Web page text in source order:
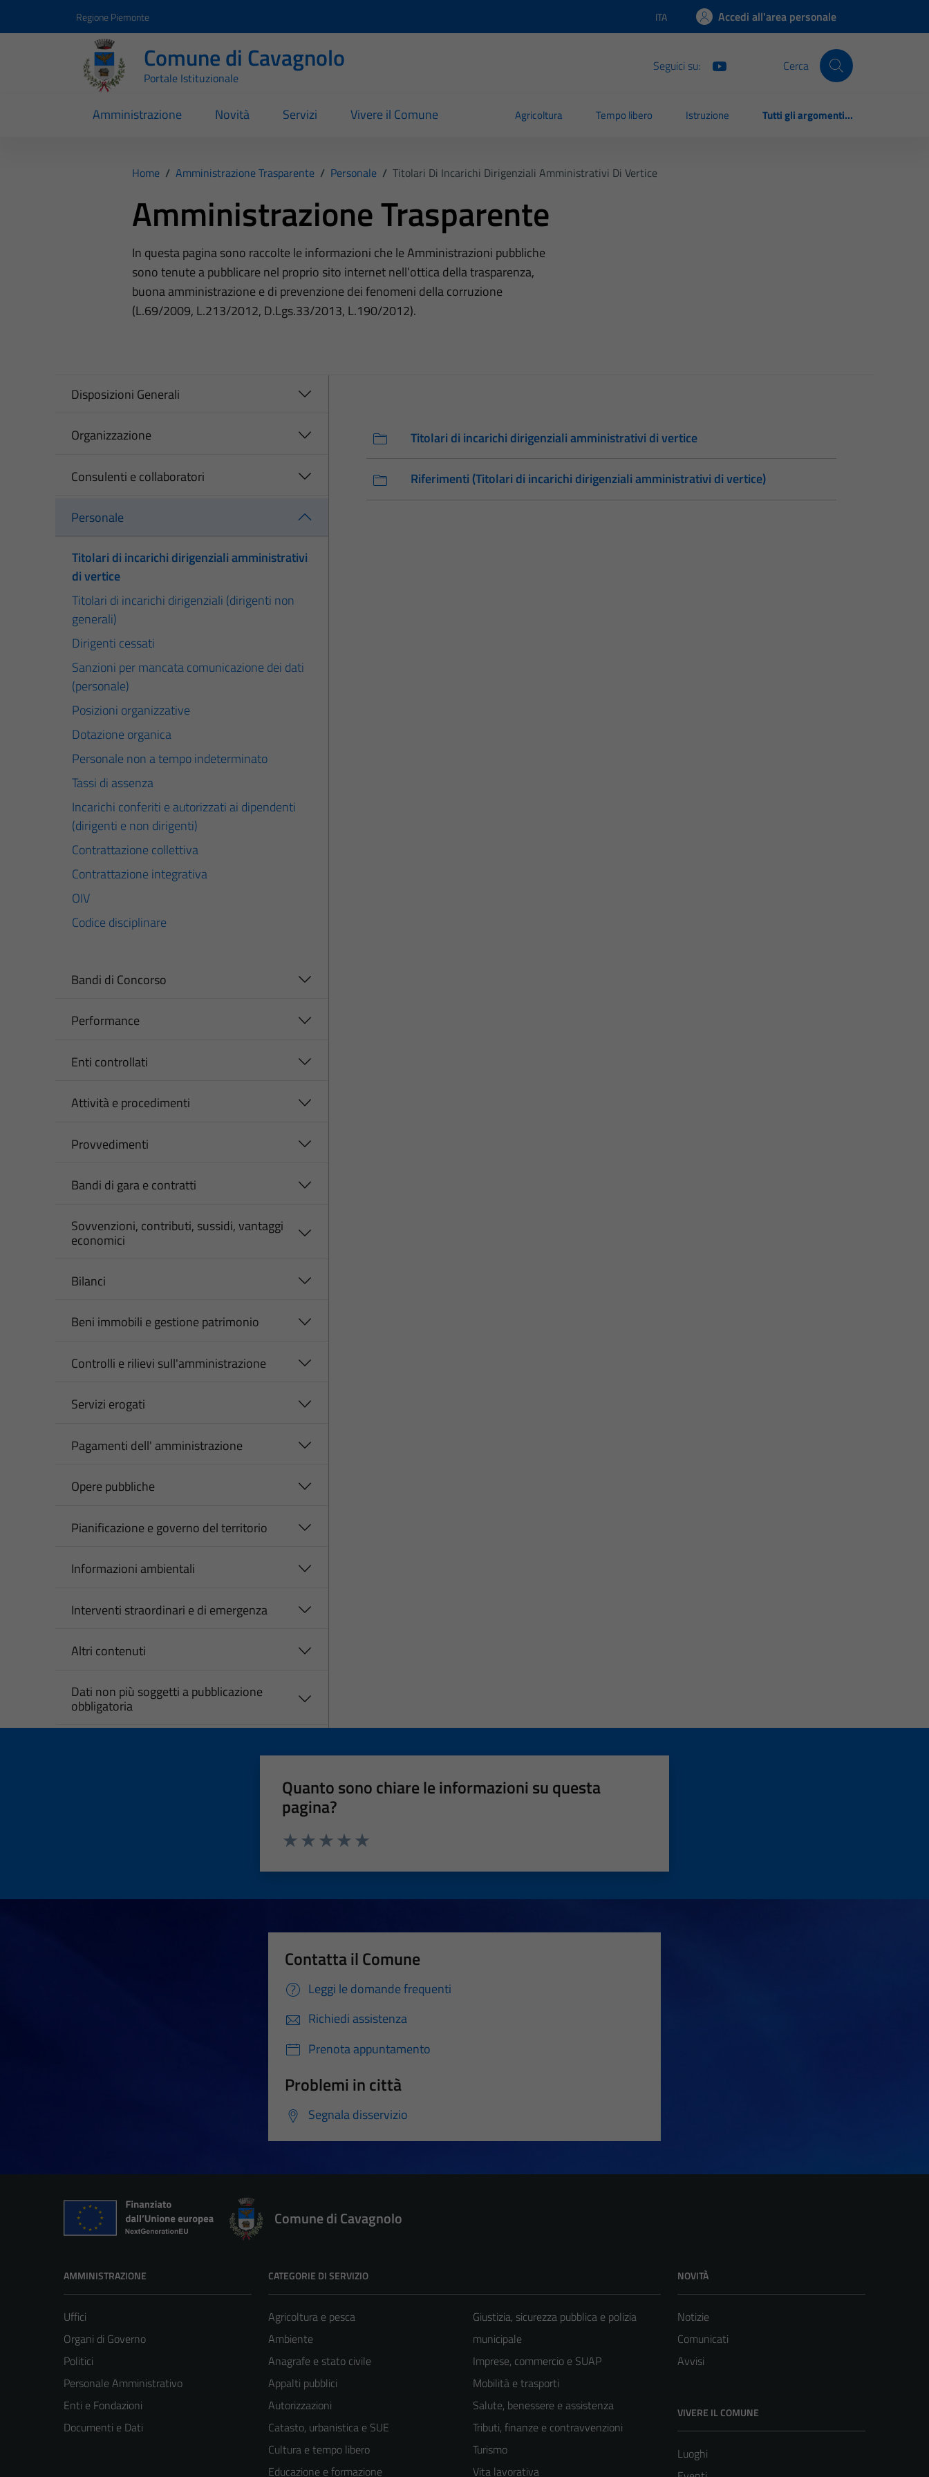
Regione Piemonte Lingua attiva:
ITA Accedi all'area personale
Comune di Cavagnolo
Portale Istituzionale
Seguici su: Cerca
Amministrazione Novità Servizi Vivere il Comune Agricoltura Tempo libero Istruzione Tutti gli argomenti...
Home / Amministrazione Trasparente / Personale / Titolari Di Incarichi Dirigenziali Amministrativi Di Vertice
Amministrazione Trasparente
In questa pagina sono raccolte le informazioni che le Amministrazioni pubbliche
sono tenute a pubblicare nel proprio sito internet nell’ottica della trasparenza,
buona amministrazione e di prevenzione dei fenomeni della corruzione
(L.69/2009, L.213/2012, D.Lgs.33/2013, L.190/2012).
Disposizioni Generali
Organizzazione
Consulenti e collaboratori
Personale
Titolari di incarichi dirigenziali amministrativi
di vertice
Titolari di incarichi dirigenziali (dirigenti non
generali)
Dirigenti cessati
Sanzioni per mancata comunicazione dei dati
(personale)
Posizioni organizzative
Dotazione organica
Personale non a tempo indeterminato
Tassi di assenza
Incarichi conferiti e autorizzati ai dipendenti
(dirigenti e non dirigenti)
Contrattazione collettiva
Contrattazione integrativa
OIV
Codice disciplinare
Bandi di Concorso
Performance
Enti controllati
Attività e procedimenti
Provvedimenti
Bandi di gara e contratti
Sovvenzioni, contributi, sussidi, vantaggi
economici
Bilanci
Beni immobili e gestione patrimonio
Controlli e rilievi sull'amministrazione
Servizi erogati
Pagamenti dell' amministrazione
Opere pubbliche
Pianificazione e governo del territorio
Informazioni ambientali
Interventi straordinari e di emergenza
Altri contenuti
Dati non più soggetti a pubblicazione
obbligatoria
Titolari di incarichi dirigenziali amministrativi di vertice
Riferimenti (Titolari di incarichi dirigenziali amministrativi di vertice)
Quanto sono chiare le informazioni su questa
pagina?
Contatta il Comune
Leggi le domande frequenti
Richiedi assistenza
Prenota appuntamento
Problemi in città
Segnala disservizio
Comune di Cavagnolo
AMMINISTRAZIONE
Uffici
Organi di Governo
Politici
Personale Amministrativo
Enti e Fondazioni
Documenti e Dati
CATEGORIE DI SERVIZIO
Agricoltura e pesca
Ambiente
Anagrafe e stato civile
Appalti pubblici
Autorizzazioni
Catasto, urbanistica e SUE
Cultura e tempo libero
Educazione e formazione
Giustizia, sicurezza pubblica e polizia
municipale
Imprese, commercio e SUAP
Mobilità e trasporti
Salute, benessere e assistenza
Tributi, finanze e contravvenzioni
Turismo
Vita lavorativa
NOVITÀ
Notizie
Comunicati
Avvisi
VIVERE IL COMUNE
Luoghi